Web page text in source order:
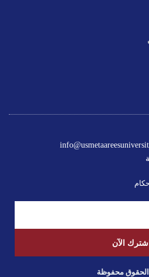
اشترك الآن
محفوظة